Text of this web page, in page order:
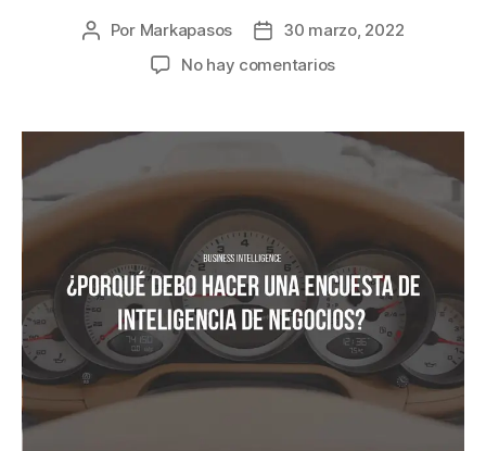
Por Markapasos
30 marzo, 2022
No hay comentarios